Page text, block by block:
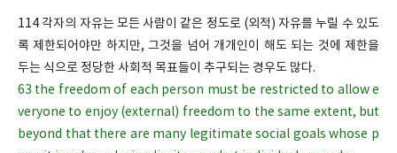
114 각자의 자유는 모든 사람이 같은 정도로 (외적) 자유를 누릴 수 있도
록 제한되어야만 하지만, 그것을 넘어 개개인이 해도 되는 것에 제한을
두는 식으로 정당한 사회적 목표들이 추구되는 경우도 많다.
63 the freedom of each person must be restricted to allow e
veryone to enjoy (external) freedom to the same extent, but
beyond that there are many legitimate social goals whose p